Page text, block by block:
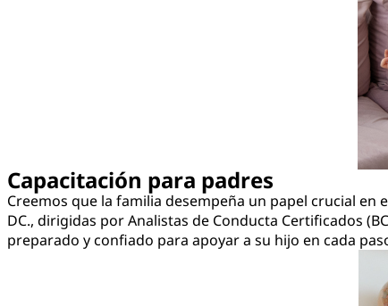
Capacitación para padres
Creemos que la familia desempeña un papel crucial en
DC., dirigidas por Analistas de Conducta Certificados
preparado y confiado para apoyar a su hijo en cada